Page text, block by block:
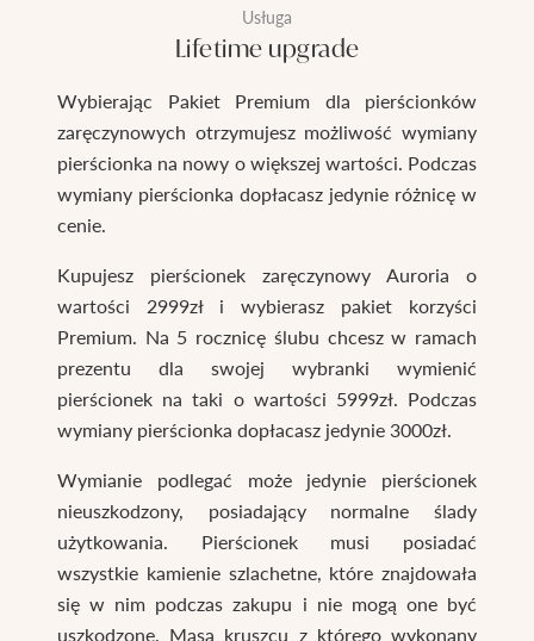
Usługa
Lifetime upgrade
Wybierając Pakiet Premium dla pierścionków
zaręczynowych otrzymujesz możliwość wymiany
pierścionka na nowy o większej wartości. Podczas
wymiany pierścionka dopłacasz jedynie różnicę w
cenie.
Kupujesz pierścionek zaręczynowy Auroria o
wartości 2999zł i wybierasz pakiet korzyści
Premium. Na 5 rocznicę ślubu chcesz w ramach
prezentu dla swojej wybranki wymienić
pierścionek na taki o wartości 5999zł. Podczas
wymiany pierścionka dopłacasz jedynie 3000zł.
Wymianie podlegać może jedynie pierścionek
nieuszkodzony, posiadający normalne ślady
użytkowania. Pierścionek musi posiadać
wszystkie kamienie szlachetne, które znajdowała
się w nim podczas zakupu i nie mogą one być
uszkodzone. Masa kruszcu z którego wykonany